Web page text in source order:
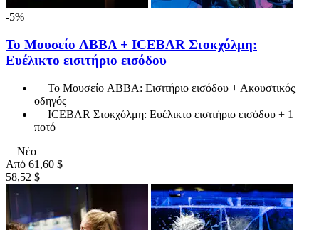
-5%
Το Μουσείο ABBA + ICEBAR Στοκχόλμη:
Ευέλικτο εισιτήριο εισόδου
Το Μουσείο ABBA: Εισιτήριο εισόδου + Ακουστικός
οδηγός
ICEBAR Στοκχόλμη: Ευέλικτο εισιτήριο εισόδου + 1
ποτό
Νέο
Από 61,60 $
58,52 $